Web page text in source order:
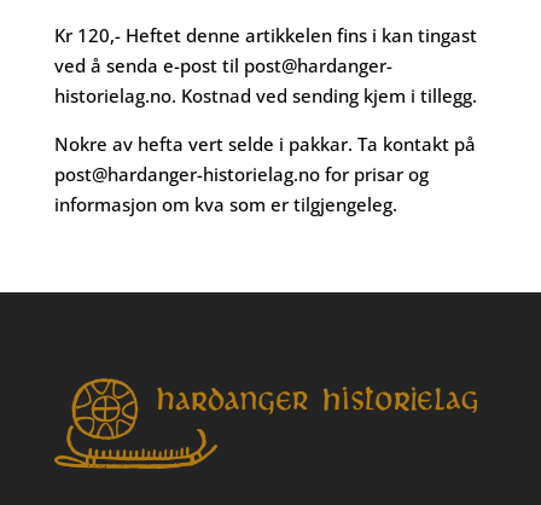
Kr 120,- Heftet denne artikkelen fins i kan tingast
ved å senda e-post til post@hardanger-
historielag.no. Kostnad ved sending kjem i tillegg.
Nokre av hefta vert selde i pakkar. Ta kontakt på
post@hardanger-historielag.nofor prisar og
informasjon om kva som er tilgjengeleg.